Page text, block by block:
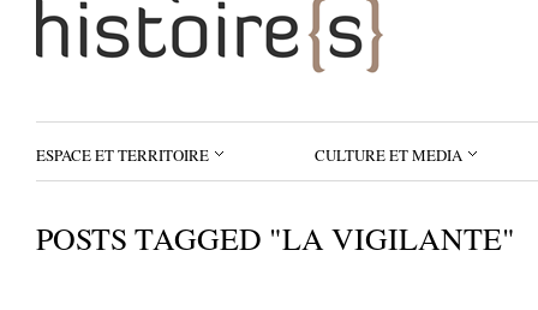
ESPACE ET TERRITOIRE CULTURE ET MEDIA
POSTS TAGGED "LA VIGILANTE"